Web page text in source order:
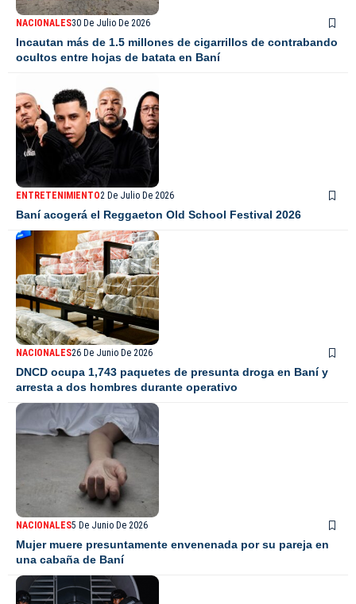
NACIONALES30 De Julio De 2026
Incautan más de 1.5 millones de cigarrillos de contrabando
ocultos entre hojas de batata en Baní
ENTRETENIMIENTO2 De Julio De 2026
Baní acogerá el Reggaeton Old School Festival 2026
NACIONALES26 De Junio De 2026
DNCD ocupa 1,743 paquetes de presunta droga en Baní y
arresta a dos hombres durante operativo
NACIONALES5 De Junio De 2026
Mujer muere presuntamente envenenada por su pareja en
una cabaña de Baní